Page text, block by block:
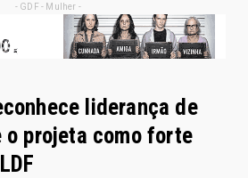
- GDF - Mulher -
liderança de
o projeta como forte